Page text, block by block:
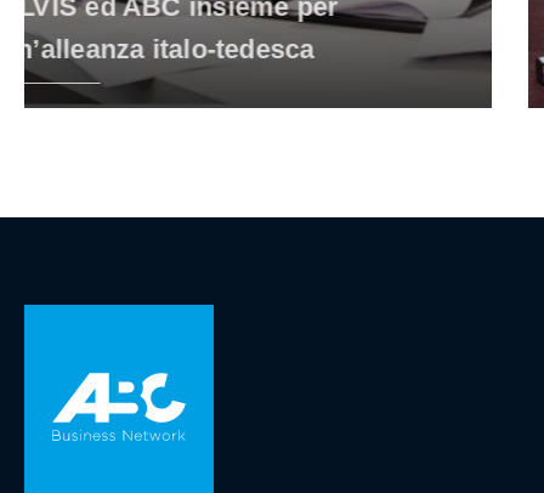
oltre i confini.